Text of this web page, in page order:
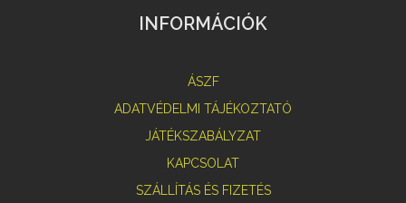
INFORMÁCIÓK
ÁSZF
ADATVÉDELMI TÁJÉKOZTATÓ
JÁTÉKSZABÁLYZAT
KAPCSOLAT
SZÁLLÍTÁS ÉS FIZETÉS